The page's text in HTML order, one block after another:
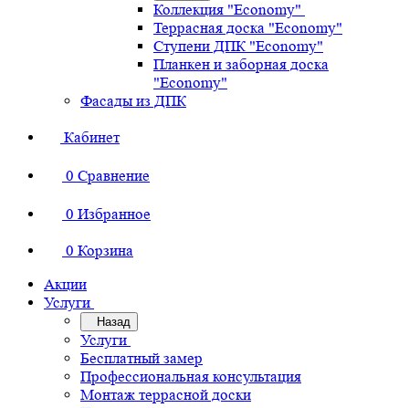
Коллекция "Economy"
Террасная доска "Economy"
Ступени ДПК "Economy"
Планкен и заборная доска
"Economy"
Фасады из ДПК
Кабинет
0 Сравнение
0 Избранное
0 Корзина
Акции
Услуги
Назад
Услуги
Бесплатный замер
Профессиональная консультация
Монтаж террасной доски